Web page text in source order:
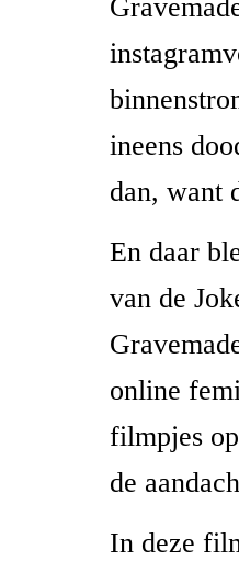
ineens
dan, want
En daar
van de
online
filmpjes
de
In deze